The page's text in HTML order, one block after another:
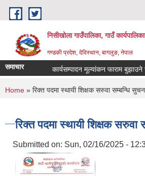
Skip to main content
निसीखोला गाउँपालिका, गाउँ
गण्डकी प्रदेश, देविस्थान, बागलुङ, नेपाल
समाचार कार्यसम्पादन मूल्यांकन फाराम बुझाउने
You are here
Home » रिक्त पदमा स्थायी शिक्षक सरुवा सम्बन्धि
रिक्त पदमा स्थायी शिक्षक सरुवा
Submitted on: Sun, 02/16/2025 -